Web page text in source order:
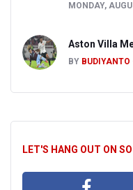
MONDAY,
Aston Villa
BY BUDIYANTO
LET'S HANG OUT ON